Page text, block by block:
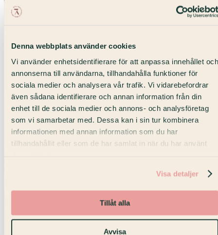
Denna webbplats använder cookies
Vi använder enhetsidentifierare för att anpassa innehållet och
annonserna till användarna, tillhandahålla funktioner för
sociala medier och analysera vår trafik. Vi vidarebefordrar
även sådana identifierare och annan information från din
enhet till de sociala medier och annons- och analysföretag
som vi samarbetar med. Dessa kan i sin tur kombinera
informationen med annan information som du har
tillhandahållit eller som de har samlat in när du har använt
Visa detaljer
Tillåt alla
Avvisa